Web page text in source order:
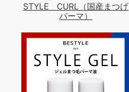
STYLE CURL（国産まつげ
パーマ）